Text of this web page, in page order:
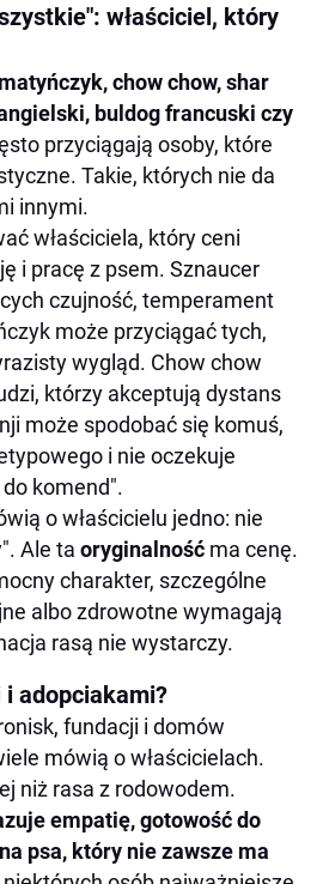
właściciel, który
chow chow, shar
buldog francuski czy
przyciągają osoby, które
Takie, których nie da
innymi.
właściciela, który ceni
i pracę z psem. Sznaucer
czujność, temperament
może przyciągać tych,
wygląd. Chow chow
którzy akceptują dystans
może spodobać się komuś,
i nie oczekuje
komend".
o właścicielu jedno: nie
Ale ta oryginalność ma cenę.
charakter, szczególne
albo zdrowotne wymagają
rasą nie wystarczy.
adopciakami?
fundacji i domów
mówią o właścicielach.
niż rasa z rodowodem.
empatię, gotowość do
psa, który nie zawsze ma